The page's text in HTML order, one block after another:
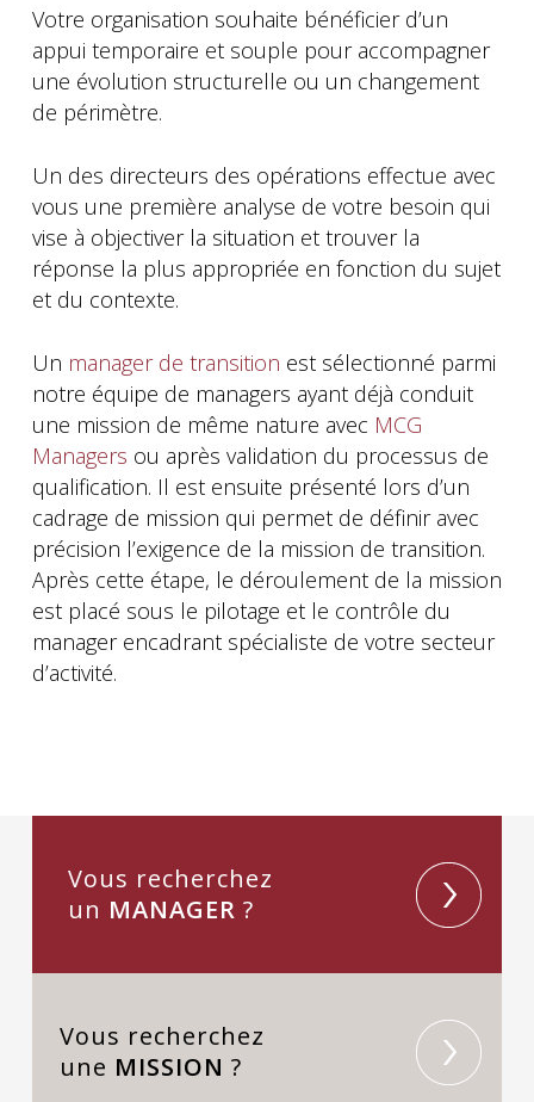
Votre organisation souhaite bénéficier d’un
appui temporaire et souple pour accompagner
une évolution structurelle ou un changement
de périmètre.
Un des directeurs des opérations effectue avec
vous une première analyse de votre besoin qui
vise à objectiver la situation et trouver la
réponse la plus appropriée en fonction du sujet
et du contexte.
Un manager de transition est sélectionné parmi
notre équipe de managers ayant déjà conduit
une mission de même nature avec MCG
Managers ou après validation du processus de
qualification. Il est ensuite présenté lors d’un
cadrage de mission qui permet de définir avec
précision l’exigence de la mission de transition.
Après cette étape, le déroulement de la mission
est placé sous le pilotage et le contrôle du
manager encadrant spécialiste de votre secteur
d’activité.
Vous recherchez
un MANAGER ?
Vous recherchez
une MISSION ?